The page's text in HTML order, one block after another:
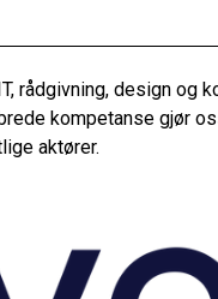
rådgivning, design og
kompetanse gjør
aktører.